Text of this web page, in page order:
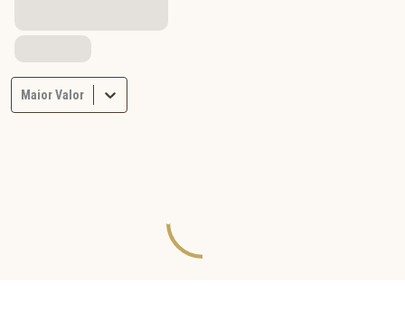
Maior Valor